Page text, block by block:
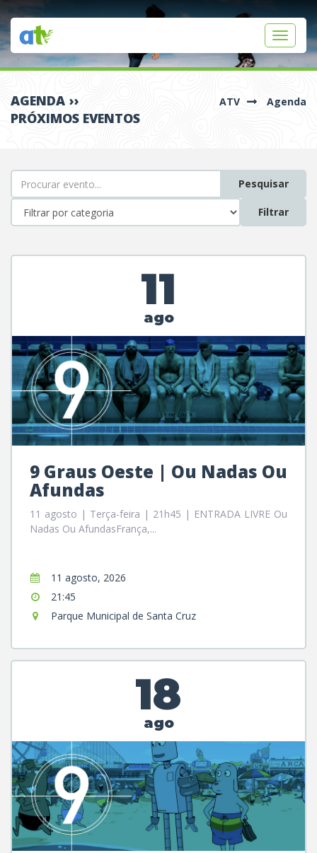
Toggle
AGENDA ››
PRÓXIMOS EVENTOS
ATV Agenda
Pesquisar
Filtrar
11
ago
9 Graus Oeste | Ou Nadas Ou
Afundas
11 agosto | Terça-feira | 21h45 | ENTRADA LIVRE Ou
Nadas Ou AfundasFrança,...
11 agosto, 2026
21:45
Parque Municipal de Santa Cruz
18
ago